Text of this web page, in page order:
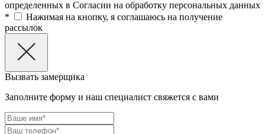
определенных в Согласии на обработку персональных данных
*
Нажимая на кнопку, я соглашаюсь на получение
рассылок
Вызвать замерщика
Заполните форму и наш специалист свяжется с вами